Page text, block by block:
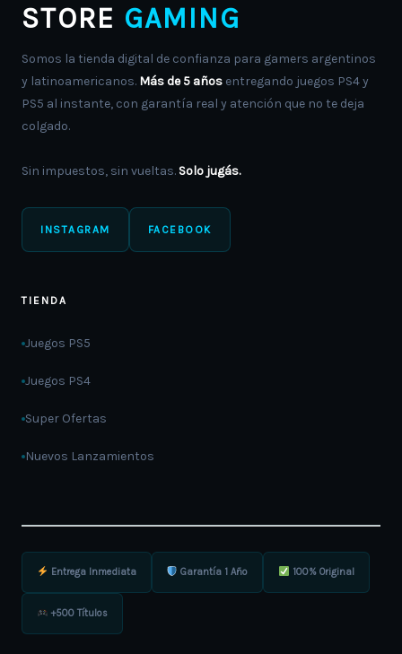
STORE GAMING
Somos la tienda digital de confianza para gamers argentinos
y latinoamericanos. Más de 5 años entregando juegos PS4 y
PS5 al instante, con garantía real y atención que no te deja
colgado.
Sin impuestos, sin vueltas. Solo jugás.
INSTAGRAM FACEBOOK
TIENDA
Juegos PS5
Juegos PS4
Super Ofertas
Nuevos Lanzamientos
Entrega Inmediata Garantía 1 Año 100% Original
+500 Títulos